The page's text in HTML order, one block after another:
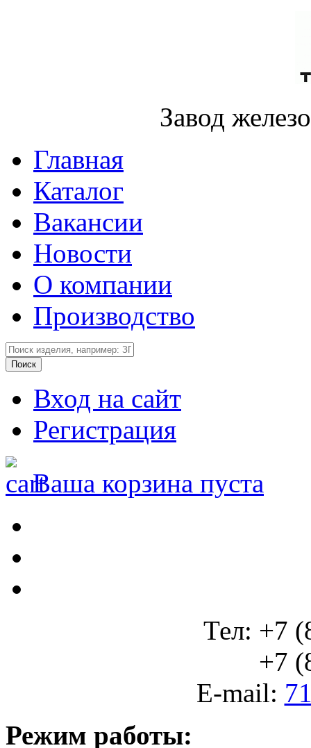
Завод
Главная
Каталог
Вакансии
Новости
О компании
Производство
Вход на сайт
Регистрация
Ваша корзина пуста
Тел: +7
+7
E-mail:
Режим работы: